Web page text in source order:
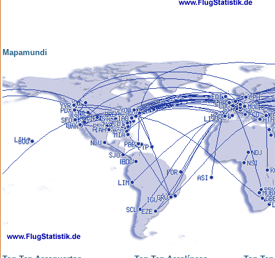
Mapamundi